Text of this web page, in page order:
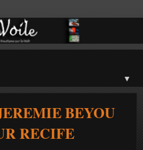
▼
BEYOU
RECIFE